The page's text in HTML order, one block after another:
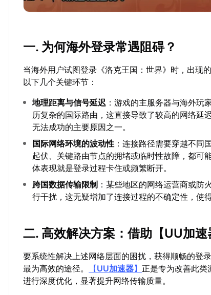
一. 为何海外登录常遇阻碍？
当海外用户试图登录《洛克王国：世界》时，出现
以下几个关键环节：
地理距离与信号延迟 ：游戏的主服务器与海外玩
历复杂的国际路由，这直接导致了较高的网络延
无法成功的主要原因之一。
国际网络环境的波动性 ：连接路径需要穿越不同
起伏、关键路由节点的拥堵或临时性故障，都可
体表现就是登录过程卡住或频繁断开。
跨国数据传输限制 ：某些地区的网络运营商或防
行干扰，这无疑增加了连接过程的不确定性，使
二. 高效解决方案：借助【UU加速
要系统性解决上述网络层面的困扰，获得顺畅的登
最为高效的途径。
【UU加速器】 正是专为改善此类
进行深度优化，显著提升网络传输质量。